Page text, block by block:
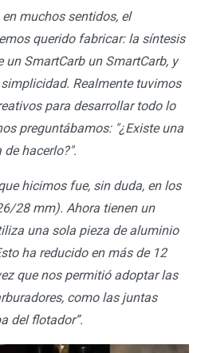
en muchos sentidos, el
querido fabricar: la síntesis
un SmartCarb un SmartCarb, y
Realmente tuvimos
para desarrollar todo lo
preguntábamos: "¿Existe una
hacerlo?".
hicimos fue, sin duda, en los
28 mm). Ahora tienen un
una sola pieza de aluminio
ha reducido en más de 12
que nos permitió adoptar las
como las juntas
del flotador”.